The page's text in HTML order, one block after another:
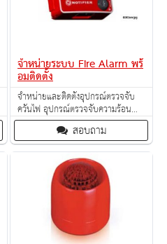
จำหน่ายระบบ Fire Alarm พร้
อมติดตั้ง
จำหน่ายและติดตั้งอุปกรณ์ตรวจจับ
ควันไฟ อุปกรณ์ตรวจจับความร้อน
อุปกรณ์แจ้งเหตุเพลิงไหม้ด้วยมือผู้ใช้
ซึ่งระบบสัญญาณเตือนไฟไหม้นี้จะ
ทำให้ผู้ที่อยู่ในอาคารสามารถรับรู้และ
แก้ไขสถานการณ์ได้อย่างทันท่วงที
ป้องกันไม่ให้ไฟไหม้นั้นลุกลามจนไม่
สามารถควบคุมได้
สอบถาม